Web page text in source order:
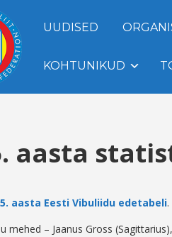
UUDISED
KOHTUNIKUD
aasta
aasta Eesti Vibuliidu edetabeli
mehed – Jaanus Gross